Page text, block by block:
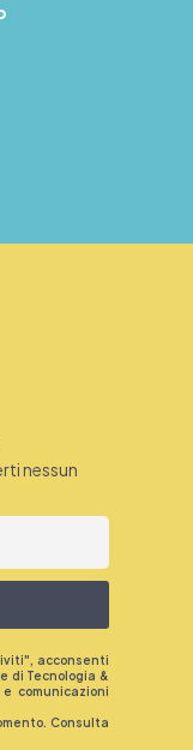
nessun
acconsenti
di Tecnologia &
comunicazioni
Consulta